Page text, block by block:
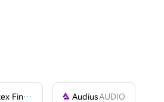
Cryptex Finance AudiusAUDIO